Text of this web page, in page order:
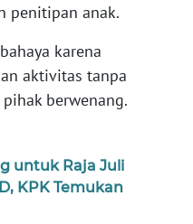
penitipan anak.
karena
aktivitas tanpa
berwenang.
untuk Raja Juli
KPK Temukan